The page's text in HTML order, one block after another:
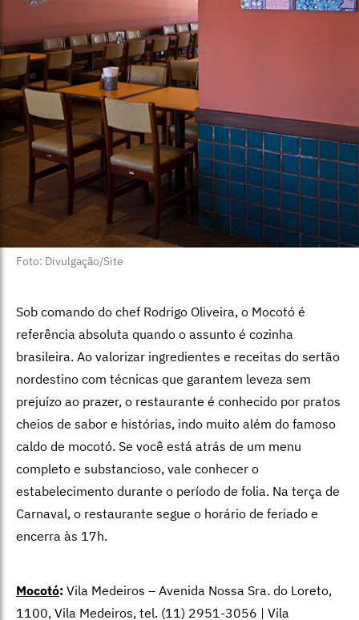
Foto: Divulgação/Site
Sob comando do chef Rodrigo Oliveira, o Mocotó é
referência absoluta quando o assunto é cozinha
brasileira. Ao valorizar ingredientes e receitas do sertão
nordestino com técnicas que garantem leveza sem
prejuízo ao prazer, o restaurante é conhecido por pratos
cheios de sabor e histórias, indo muito além do famoso
caldo de mocotó. Se você está atrás de um menu
completo e substancioso, vale conhecer o
estabelecimento durante o período de folia. Na terça de
Carnaval, o restaurante segue o horário de feriado e
encerra às 17h.
Mocotó: Vila Medeiros – Avenida Nossa Sra. do Loreto,
1100, Vila Medeiros, tel. (11) 2951-3056 | Vila